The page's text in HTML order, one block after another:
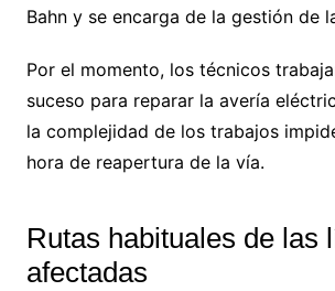
Bahn y se encarga de la gestión de
Por el momento, los técnicos
suceso para reparar la avería
la complejidad de los trabajos
hora de reapertura de la vía.
Rutas habituales de las
afectadas